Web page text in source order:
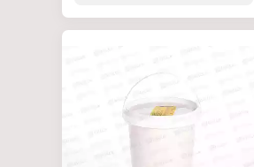
токсинов. Сорго – имеет
– помогает укрепить кости и мышцы,
повышает иммунитет и облегчает
адаптацию организма к меняющимся
условиям окружающей среды. Просо –
заживлению ушибов и ран.